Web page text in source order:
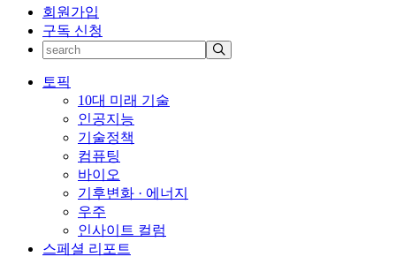
회원가입
구독 신청
토픽
10대 미래 기술
인공지능
기술정책
컴퓨팅
바이오
기후변화 · 에너지
우주
인사이트 컬럼
스페셜 리포트